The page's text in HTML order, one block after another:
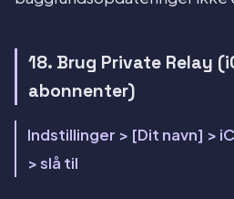
18. Brug Private Relay
abonnenter)
Indstillinger > [Dit navn] >
> slå til